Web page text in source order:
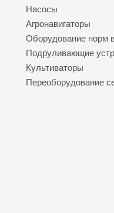
Насосы
Агронавигаторы
Оборудование норм
Подруливающие
Культиваторы
Переоборудование